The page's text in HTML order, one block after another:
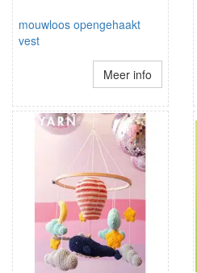
mouwloos opengehaakt
vest
Meer info